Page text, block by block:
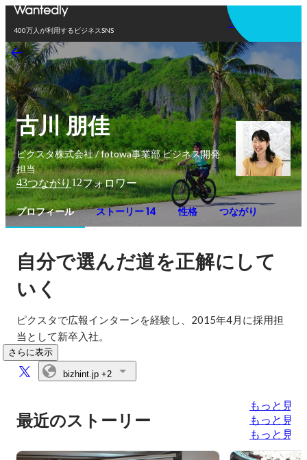
400万人が利用するビジネスSNS
アプリを使う
古川 朋佳
ピクスタ株式会社 / fotowa事業部 ビジネス開発
担当
43つながり12フォロワー
プロフィール ストーリー 14 性格 つながり
自分で選んだ道を正解にして
いく
ピクスタで広報インターンを経験し、2015年4月に採用担
当として新卒入社。
さらに表示
bizhint.jp +2
最近のストーリー
もっと見る
もっと見る
もっと見る